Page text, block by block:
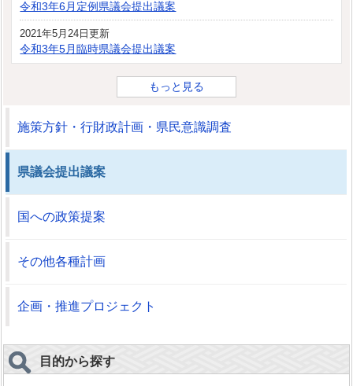
令和3年6月定例県議会提出議案
2021年5月24日更新
令和3年5月臨時県議会提出議案
もっと見る
施策方針・行財政計画・県民意識調査
県議会提出議案
国への政策提案
その他各種計画
企画・推進プロジェクト
目的から探す